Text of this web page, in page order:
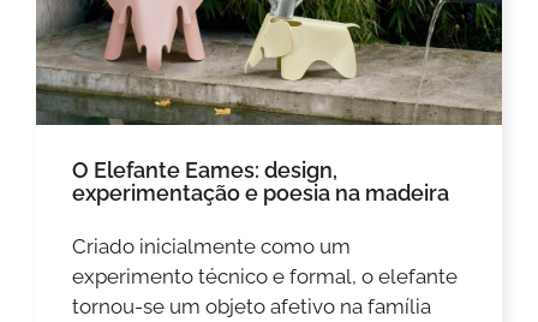
O Elefante Eames: design,
experimentação e poesia na madeira
Criado inicialmente como um
experimento técnico e formal, o elefante
tornou-se um objeto afetivo na família